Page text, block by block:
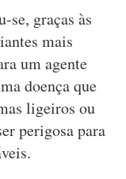
se, graças às
mais
um agente
doença que
ligeiros ou
perigosa para